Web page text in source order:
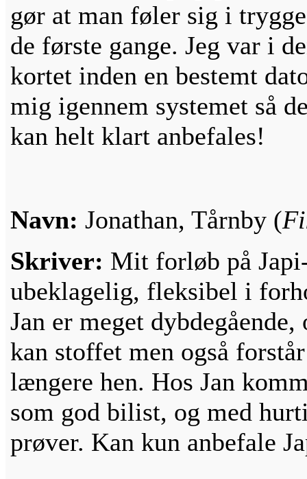
gør at man føler sig i
de første gange. Jeg var i
kortet inden en bestemt
mig igennem systemet så
kan helt klart anbefales!
Navn: Jonathan, Tårnby (
Skriver: Mit forløb på
ubeklagelig, fleksibel i
Jan er meget
kan stoffet men også
længere hen. Hos Jan
som god bilist, og med
prøver. Kan kun anbefale